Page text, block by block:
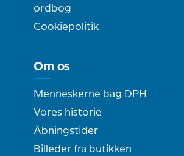
ordbog
Cookiepolitik
Om os
Menneskerne bag DPH
Vores historie
Åbningstider
Billeder fra butikken